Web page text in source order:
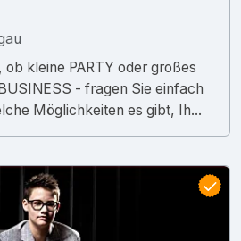
kleine PARTY oder großes
- fragen Sie einfach
Möglichkeiten es gibt, Ih...